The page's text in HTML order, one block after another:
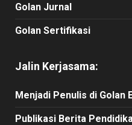
Golan Jurnal
Golan Sertifikasi
Jalin Kerjasama:
Menjadi Penulis di Golan
Publikasi Berita